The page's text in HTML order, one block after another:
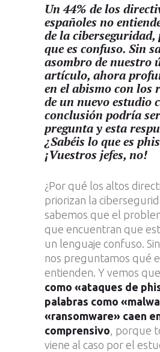
Un 44% de los
españoles no
de la ciberseguridad,
que es confuso. Sin
asombro de nuestro
artículo, ahora
en el abismo con los
de un nuevo estudio
conclusión podría
pregunta y esta
¿Sabéis lo que es
¡Vuestros jefes, no!
¿Por qué los altos
priorizan la
sabemos que el
que encuentran que
un lenguaje confuso.
nos preguntamos qué
entienden. Y vemos que
como «ataques de
palabras como
«ransomware» caen
comprensivo, porque
viene al caso por el